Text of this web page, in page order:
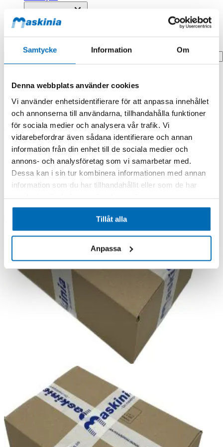
Samtycke Information Om
Denna webbplats använder cookies
Vi använder enhetsidentifierare för att anpassa innehållet
och annonserna till användarna, tillhandahålla funktioner
för sociala medier och analysera vår trafik. Vi
vidarebefordrar även sådana identifierare och annan
information från din enhet till de sociala medier och
annons- och analysföretag som vi samarbetar med.
Dessa kan i sin tur kombinera informationen med annan
information som du har tillhandahållit eller som de har
Tillåt alla
Anpassa
Search
Hem
Hem
Produkten finns i följande kategorier:
Doosan/Develon
Link,master;rh